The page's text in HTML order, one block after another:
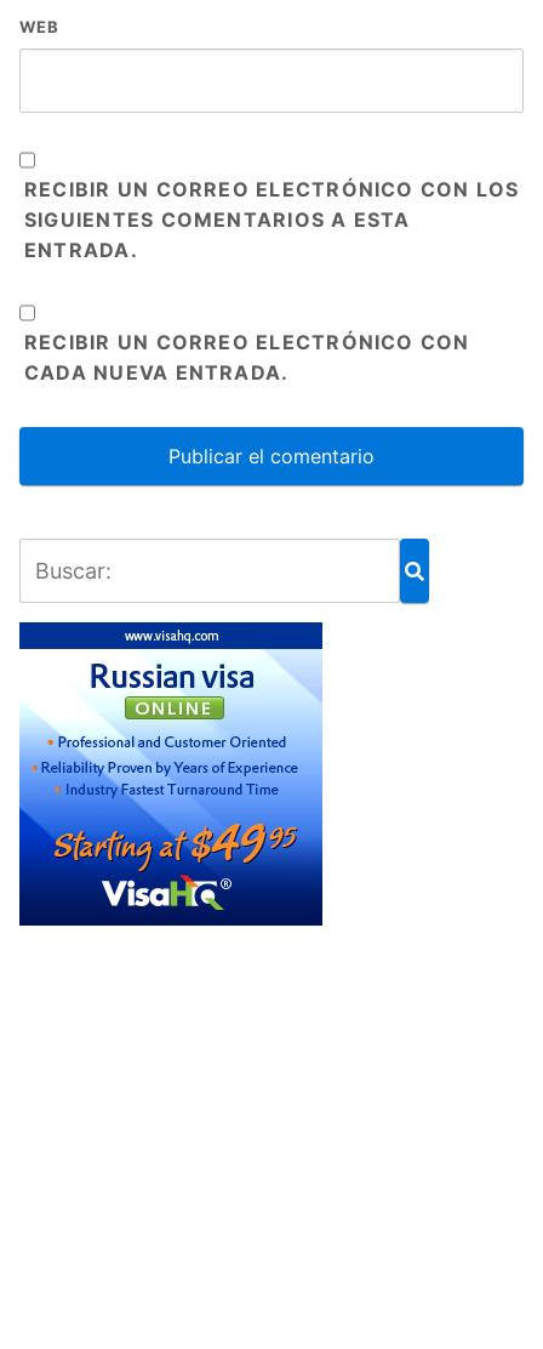
WEB
RECIBIR UN CORREO ELECTRÓNICO CON LOS
SIGUIENTES COMENTARIOS A ESTA
ENTRADA.
RECIBIR UN CORREO ELECTRÓNICO CON
CADA NUEVA ENTRADA.